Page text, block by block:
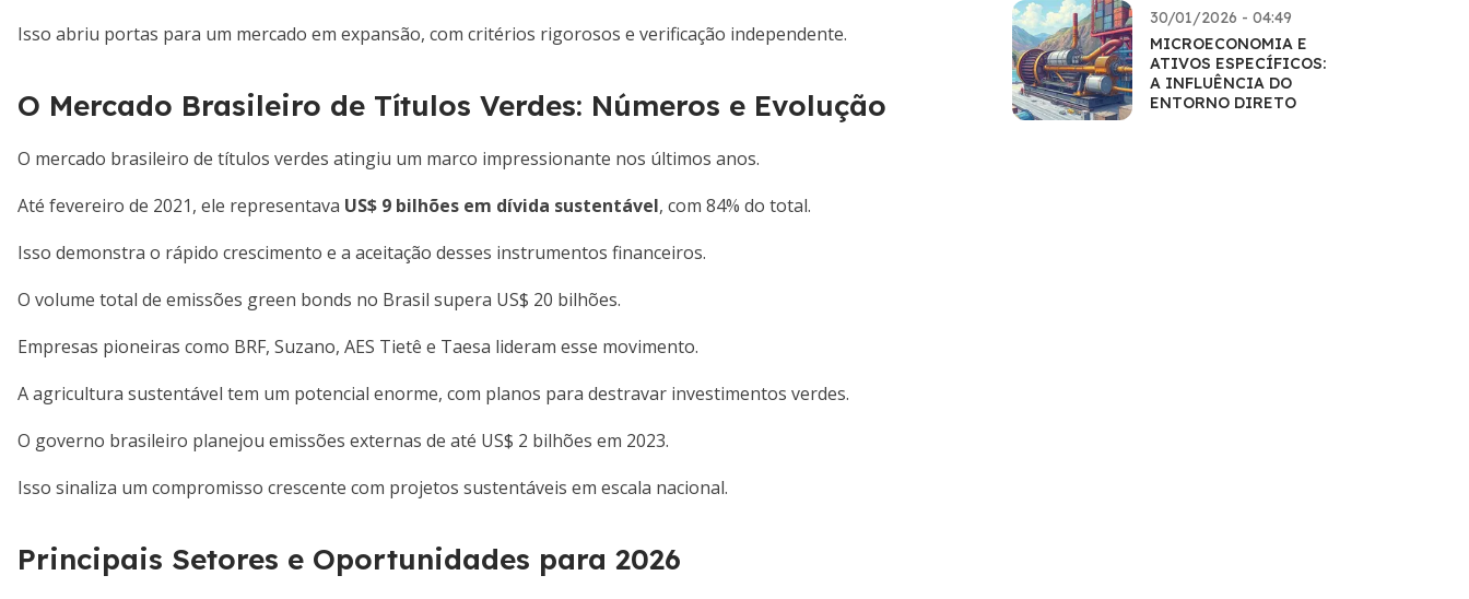
Isso abriu portas para um mercado em expansão, com critérios rigorosos e verificação independente.
O Mercado Brasileiro de Títulos Verdes: Números e Evolução
O mercado brasileiro de títulos verdes atingiu um marco impressionante nos últimos anos.
Até fevereiro de 2021, ele representava US$ 9 bilhões em dívida sustentável, com 84% do total.
Isso demonstra o rápido crescimento e a aceitação desses instrumentos financeiros.
O volume total de emissões green bonds no Brasil supera US$ 20 bilhões.
Empresas pioneiras como BRF, Suzano, AES Tietê e Taesa lideram esse movimento.
A agricultura sustentável tem um potencial enorme, com planos para destravar investimentos verdes.
O governo brasileiro planejou emissões externas de até US$ 2 bilhões em 2023.
Isso sinaliza um compromisso crescente com projetos sustentáveis em escala nacional.
Principais Setores e Oportunidades para 2026
30/01/2026 - 04:49
MICROECONOMIA E
ATIVOS ESPECÍFICOS:
A INFLUÊNCIA DO
ENTORNO DIRETO